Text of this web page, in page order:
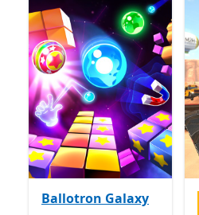
Ballotron Galaxy